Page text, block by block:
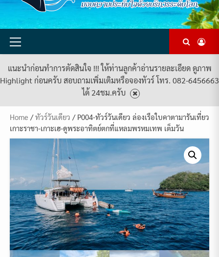
ทัวร์
Primary
แนะนำก่อนทำการตัดสินใจ !!! ให้ท่านลูกค้าอ่านรายละเอียด ดูภาพ
Highlight ก่อนครับ สอบถามเพิ่มเติมหรือจองทัวร์ โทร. 082-6456663
ได้ 24ชม.ครับ
Home /ทัวร์วันเดียว / P004-ทัวร์วันเดียว ล่องเรือใบคาตามารันเที่ยว
เกาะราชา-เกาะเฮ-ดูพระอาทิตย์ตกที่แหลมพรหมเทพ เต็มวัน